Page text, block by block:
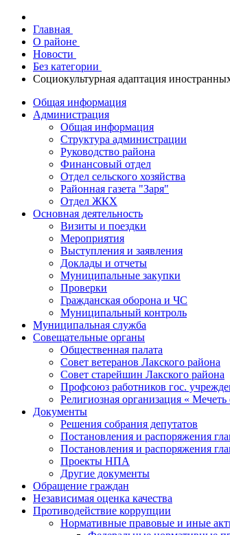
Главная
О районе
Новости
Без категории
Социокультурная адаптация
Общая информация
Администрация
Общая информация
Структура администрации
Руководство района
Финансовый отдел
Отдел сельского хозяйства
Районная газета "Заря"
Отдел ЖКХ
Основная деятельность
Визиты и поездки
Мероприятия
Выступления и заявления
Доклады и отчеты
Муниципальные закупки
Проверки
Гражданская оборона и ЧС
Муниципальный контроль
Муниципальная служба
Совещательные органы
Общественная палата
Совет ветеранов Лакского района
Совет старейшин Лакского района
Профсоюз работников гос.
Религиозная организация «
Документы
Решения собрания депутатов
Постановления и распоряжения
Постановления и распоряжения
Проекты НПА
Другие документы
Обращение граждан
Независимая оценка качества
Противодействие коррупции
Нормативные правовые и иные